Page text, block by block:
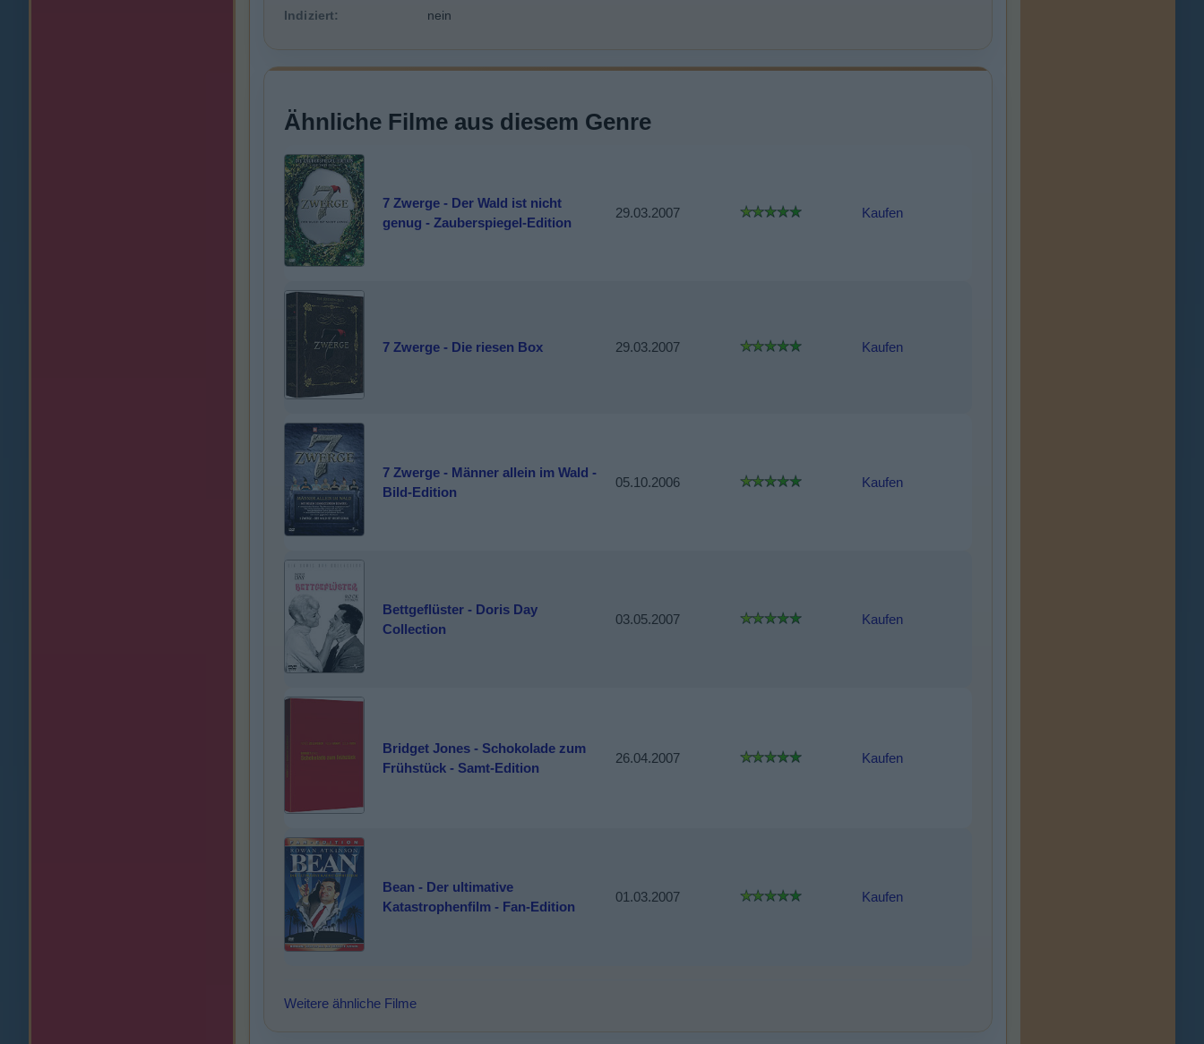
Indiziert: nein
Ähnliche Filme aus diesem Genre
7 Zwerge - Der Wald ist nicht
genug - Zauberspiegel-Edition
29.03.2007 Kaufen
7 Zwerge - Die riesen Box 29.03.2007 Kaufen
7 Zwerge - Männer allein im Wald -
Bild-Edition
05.10.2006 Kaufen
Bettgeflüster - Doris Day
Collection
03.05.2007 Kaufen
Bridget Jones - Schokolade zum
Frühstück - Samt-Edition
26.04.2007 Kaufen
Bean - Der ultimative
Katastrophenfilm - Fan-Edition
01.03.2007 Kaufen
Weitere ähnliche Filme